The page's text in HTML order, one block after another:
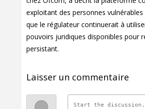
exploitant des personnes
que le régulateur continuerait à
pouvoirs juridiques disponibles pour
persistant.
Laisser un commentaire